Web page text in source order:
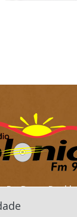
Dr. Bruno
RS